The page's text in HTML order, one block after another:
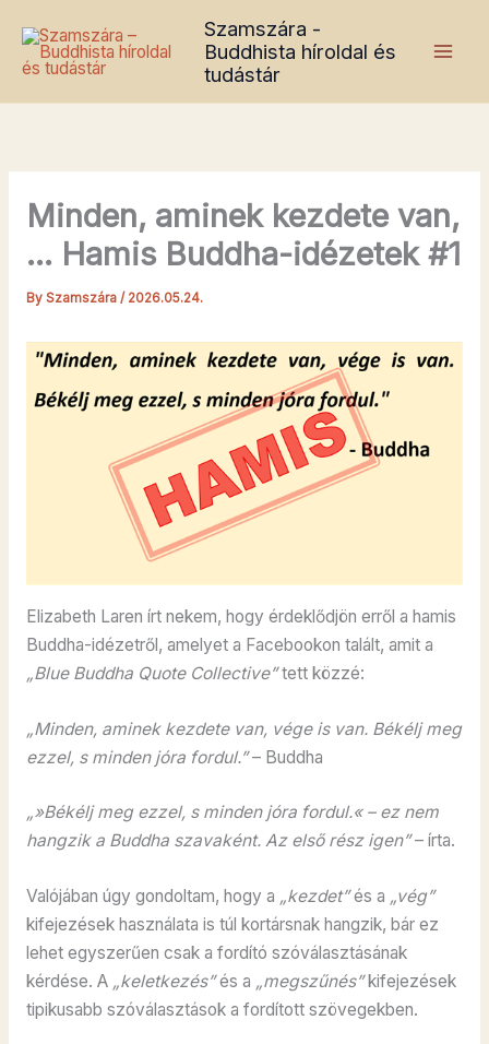
content
Szamszára -
Buddhista híroldal és
tudástár
Minden, aminek kezdete van,
… Hamis Buddha-idézetek #1
By Szamszára / 2026.05.24.
Elizabeth Laren írt nekem, hogy érdeklődjön erről a hamis
Buddha-idézetről, amelyet a Facebookon talált, amit a
„Blue Buddha Quote Collective”tett közzé:
„Minden, aminek kezdete van, vége is van. Békélj meg
ezzel, s minden jóra fordul.”– Buddha
„»Békélj meg ezzel, s minden jóra fordul.« – ez nem
hangzik a Buddha szavaként. Az első rész igen”– írta.
Valójában úgy gondoltam, hogy a „kezdet”és a „vég”
kifejezések használata is túl kortársnak hangzik, bár ez
lehet egyszerűen csak a fordító szóválasztásának
kérdése. A „keletkezés”és a „megszűnés”kifejezések
tipikusabb szóválasztások a fordított szövegekben.